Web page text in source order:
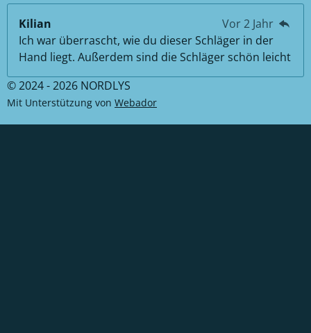
Kilian
Vor 2 Jahr
Ich war überrascht, wie du dieser Schläger in der
Hand liegt. Außerdem sind die Schläger schön leicht
© 2024 - 2026 NORDLYS
Mit Unterstützung von Webador